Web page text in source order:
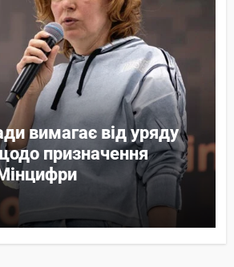
вимагає від уряду
призначення